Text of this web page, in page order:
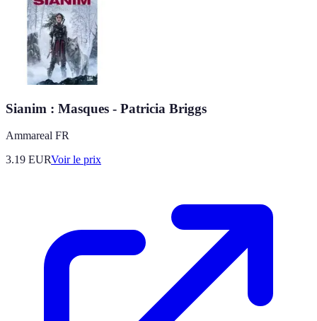
Sianim : Masques - Patricia Briggs
Ammareal FR
3.19 EURVoir le prix